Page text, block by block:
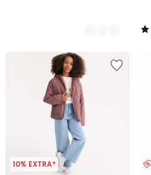
/
10% EXTRA*